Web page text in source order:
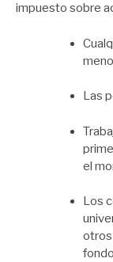
impuesto sobre
Las
el
Los
otros